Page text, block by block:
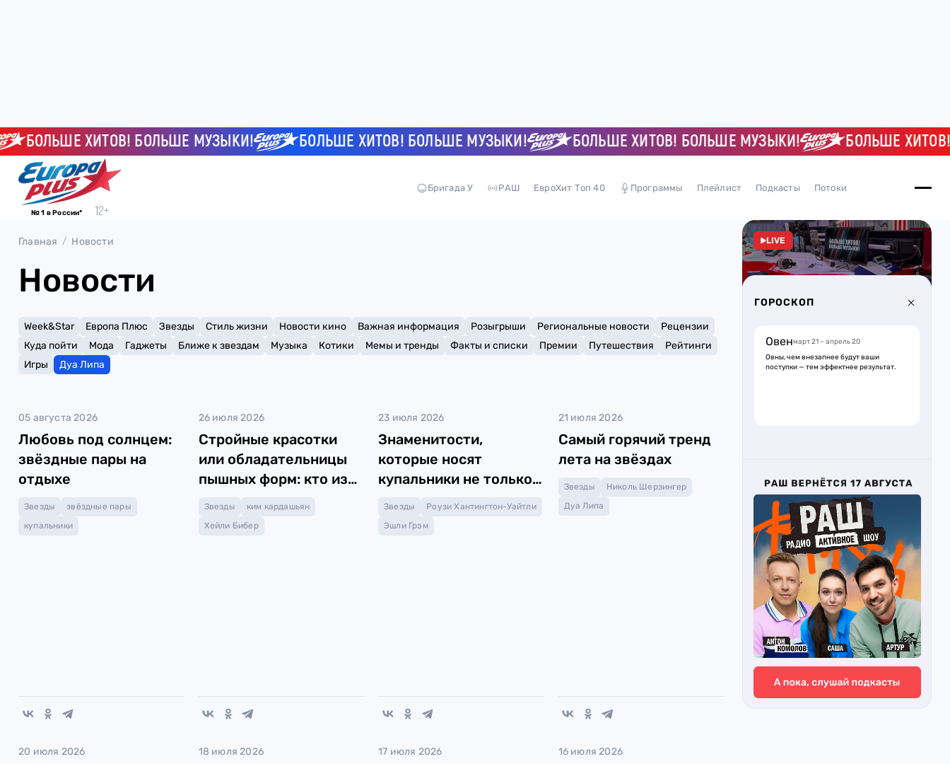
БОЛЬШЕ ХИТОВ! БОЛЬШЕ МУЗЫКИ! БОЛЬШЕ ХИТОВ! БОЛЬШЕ МУЗЫКИ! БОЛЬШЕ ХИТОВ! БОЛЬШЕ МУЗЫКИ! БОЛЬШЕ ХИТОВ!
№ 1 в России*
Бригада У РАШ ЕвроХит Топ 40 Программы Плейлист Подкасты Потоки
Главная Новости
Новости
Week&Star Европа Плюс Звезды Стиль жизни Новости кино Важная информация Розыгрыши Региональные новости
Рецензии
Куда пойти
Мода Гаджеты Ближе к звездам Музыка Котики Мемы и тренды Факты и списки Премии Путешествия
Рейтинги
Игры
Дуа Липа
05 августа 2026
Любовь под солнцем:
звёздные пары на
отдыхе
Звезды
звёздные пары
купальники
26 июля 2026
Стройные красотки
или обладательницы
пышных форм: кто из
звёзд горячее
Звезды
ким кардашьян
Хейли Бибер
23 июля 2026
Знаменитости,
которые носят
купальники не только
на море
Звезды
Роузи Хантингтон-Уайтли
Эшли Грэм
21 июля 2026
Cамый горячий тренд
лета на звёздах
Звезды
Николь Шерзингер
Дуа Липа
20 июля 2026 18 июля 2026 17 июля 2026 16 июля 2026
LIVE
ГОРОСКОП
Овенмарт 21 – апрель 20
Овны, чем внезапнее будут ваши
поступки — тем эффектнее результат.